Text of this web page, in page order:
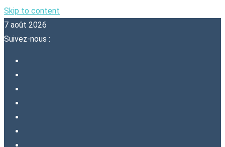
Skip to content
7 août 2026
Suivez-nous :